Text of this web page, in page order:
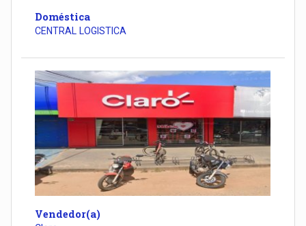
Doméstica
CENTRAL LOGISTICA
Vendedor(a)